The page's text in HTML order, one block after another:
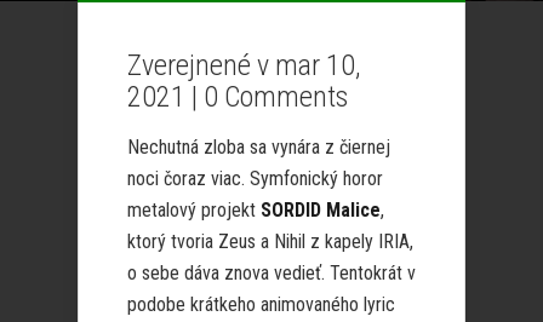
Zverejnené v mar 10,
2021 | 0 Comments
Nechutná zloba sa vynára z čiernej
noci čoraz viac. Symfonický horor
metalový projekt SORDID Malice,
ktorý tvoria Zeus a Nihil z kapely IRIA,
o sebe dáva znova vedieť. Tentokrát v
podobe krátkeho animovaného lyric